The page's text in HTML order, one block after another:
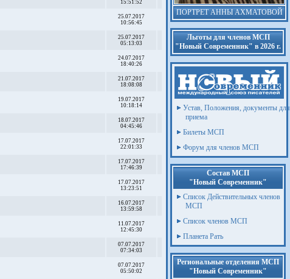
15:51:52
25.07.2017
10:56:45
25.07.2017
05:13:03
24.07.2017
18:40:26
21.07.2017
18:08:08
19.07.2017
10:18:14
18.07.2017
04:45:46
17.07.2017
22:01:33
17.07.2017
17:46:39
17.07.2017
13:23:51
16.07.2017
13:59:58
11.07.2017
12:45:30
07.07.2017
07:34:03
07.07.2017
05:50:02
ПОРТРЕТ АННЫ АХМАТОВОЙ
Льготы для членов МСП
"Новый Современник" в 2026 г.
Устав, Положения, документы для
приема
Билеты МСП
Форум для членов МСП
Состав МСП
"Новый Современник"
Список Действительных членов
МСП
Список членов МСП
Планета Рать
Региональные отделения МСП
"Новый Современник"